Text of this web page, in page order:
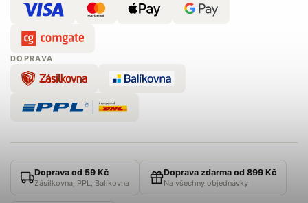
DOPRAVA
Doprava od 59 Kč
Zásilkovna, PPL, Balíkovna
Doprava zdarma od 899 Kč
Na všechny objednávky